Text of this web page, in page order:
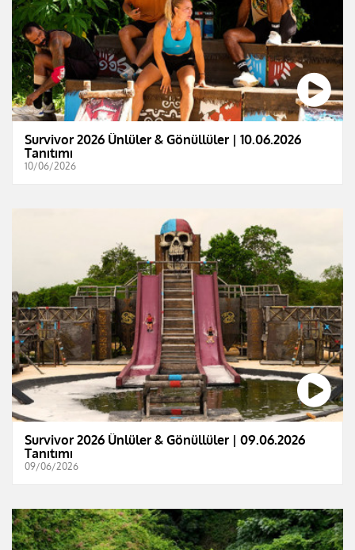
Survivor 2026 Ünlüler & Gönüllüler | 10.06.2026
Tanıtımı
10/06/2026
Survivor 2026 Ünlüler & Gönüllüler | 09.06.2026
Tanıtımı
09/06/2026